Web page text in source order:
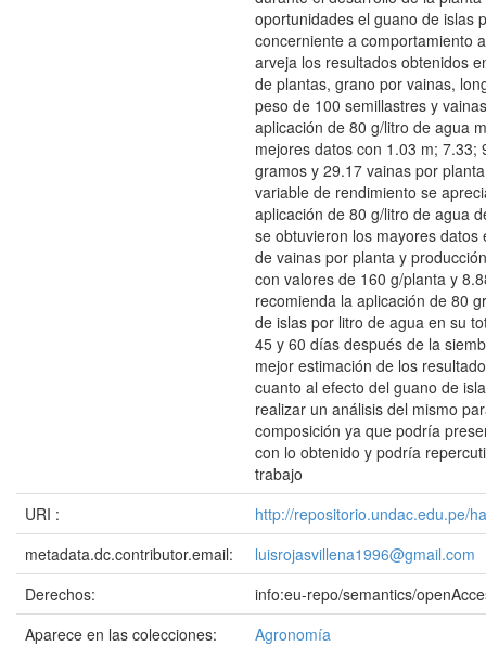
oportunidades el guano de islas
concerniente a comportamiento
arveja los resultados obtenidos
de plantas, grano por vainas,
peso de 100 semillastres y
aplicación de 80 g/litro de agua
mejores datos con 1.03 m; 7.33;
gramos y 29.17 vainas por
variable de rendimiento se
aplicación de 80 g/litro de agua
se obtuvieron los mayores datos
de vainas por planta y
con valores de 160 g/planta y
recomienda la aplicación de 80
de islas por litro de agua en su
45 y 60 días después de la
mejor estimación de los
cuanto al efecto del guano de
realizar un análisis del mismo
composición ya que podría
con lo obtenido y podría
trabajo
URI :
http://repositorio.undac.edu.pe/
metadata.dc.contributor.email:
luisrojasvillena1996@gmail.com
Derechos:
info:eu-repo/semantics/
Aparece en las colecciones:
Agronomía